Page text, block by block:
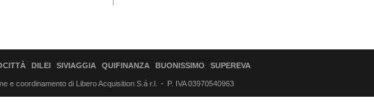
DILEI SIVIAGGIA QUIFINANZA BUONISSIMO SUPEREVA
e coordinamento di Libero Acquisition S.á r.l. P. IVA 03970540963